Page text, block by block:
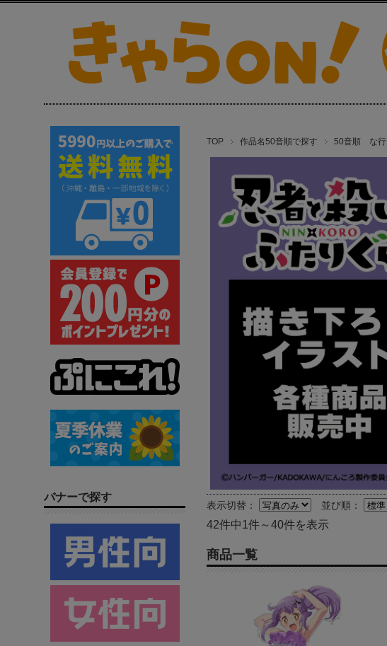
TOP 作品名50音順で探す 50音順 な行
表示切替： 並び順：
42件中1件～40件を表示
商品一覧
バナーで探す